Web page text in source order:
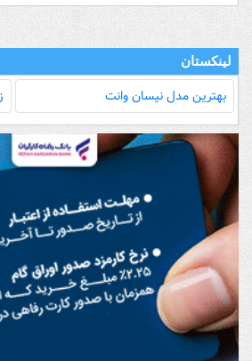
لینکستان
بهترین مدل‌ نیسان وانت